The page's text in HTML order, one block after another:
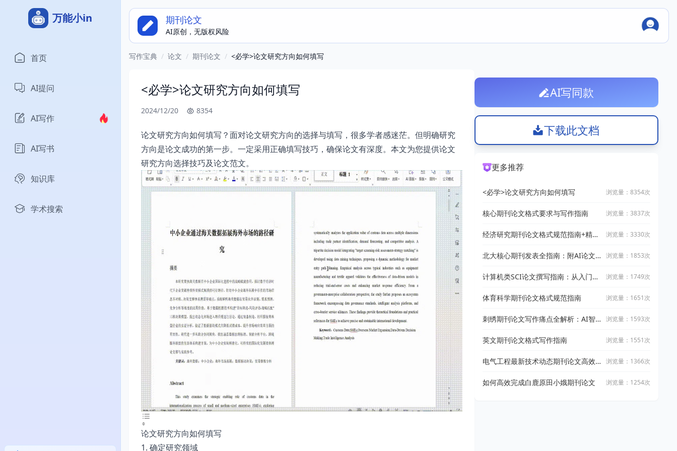
万能小in
首页
AI提问
AI写作
AI写书
知识库
学术搜索
期刊论文
AI原创，无版权风险
写作宝典 / 论文 / 期刊论文 / <必学>论文研究方向如何填写
<必学>论文研究方向如何填写
2024/12/20 8354
论文研究方向如何填写？面对论文研究方向的选择与填写，很多学者感迷茫。但明确研究
方向是论文成功的第一步。一定采用正确填写技巧，确保论文有深度。本文为您提供论文
研究方向选择技巧及论文范文。
论文研究方向如何填写
1. 确定研究领域
AI写同款
下载此文档
更多推荐
<必学>论文研究方向如何填写 浏览量：8354次
核心期刊论文格式要求与写作指南 浏览量：3837次
经济研究期刊论文格式规范指南+精选
浏览量：3330次
北大核心期刊发表全指南：附AI论文
浏览量：1853次
计算机类SCI论文撰写指南：从入门到
浏览量：1749次
体育科学期刊论文格式规范指南 浏览量：1651次
刺绣期刊论文写作痛点全解析：AI智
浏览量：1593次
英文期刊论文格式写作指南 浏览量：1551次
电气工程最新技术动态期刊论文高效
浏览量：1366次
如何高效完成白鹿原田小娥期刊论文 浏览量：1254次